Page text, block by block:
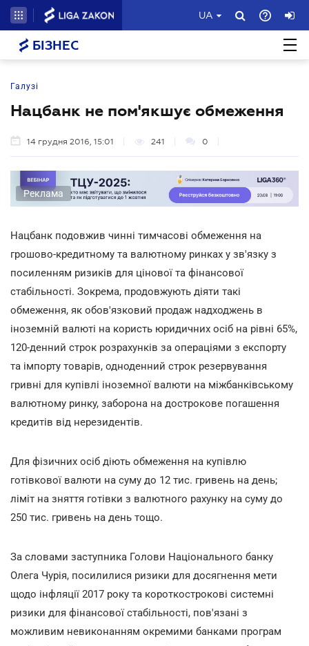
UA
БІЗНЕС
Галузі
Нацбанк не пом'якшує обмеження
14 грудня 2016, 15:01 241 0
Реклама
Нацбанк подовжив чинні тимчасові обмеження на
грошово-кредитному та валютному ринках у зв'язку з
посиленням ризиків для цінової та фінансової
стабільності. Зокрема, продовжують діяти такі
обмеження, як обов'язковий продаж надходжень в
іноземній валюті на користь юридичних осіб на рівні 65%,
120-денний строк розрахунків за операціями з експорту
та імпорту товарів, одноденний строк резервування
гривні для купівлі іноземної валюти на міжбанківському
валютному ринку, заборона на дострокове погашення
кредитів від нерезидентів.
Для фізичних осіб діють обмеження на купівлю
готівкової валюти на суму до 12 тис. гривень на день;
ліміт на зняття готівки з валютного рахунку на суму до
250 тис. гривень на день тощо.
За словами заступника Голови Національного банку
Олега Чурія, посилилися ризики для досягнення мети
щодо інфляції 2017 року та короткострокові системні
ризики для фінансової стабільності, пов'язані з
можливим невиконанням окремими банками програм